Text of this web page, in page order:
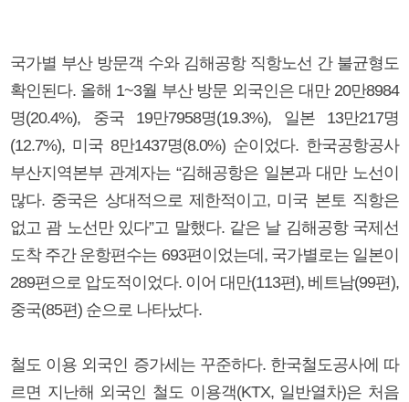
국가별 부산 방문객 수와 김해공항 직항노선 간 불균형도
확인된다. 올해 1~3월 부산 방문 외국인은 대만 20만8984
명(20.4%), 중국 19만7958명(19.3%), 일본 13만217명
(12.7%), 미국 8만1437명(8.0%) 순이었다. 한국공항공사
부산지역본부 관계자는 “김해공항은 일본과 대만 노선이
많다. 중국은 상대적으로 제한적이고, 미국 본토 직항은
없고 괌 노선만 있다”고 말했다. 같은 날 김해공항 국제선
도착 주간 운항편수는 693편이었는데, 국가별로는 일본이
289편으로 압도적이었다. 이어 대만(113편), 베트남(99편),
중국(85편) 순으로 나타났다.
철도 이용 외국인 증가세는 꾸준하다. 한국철도공사에 따
르면 지난해 외국인 철도 이용객(KTX, 일반열차)은 처음